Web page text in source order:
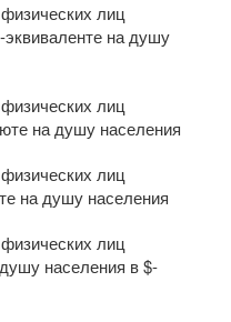
лиц
на душу
лиц
на душу населения
лиц
на душу населения
лиц
населения в $-